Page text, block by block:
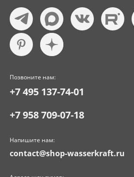
Позвоните нам:
+7 495 137-74-01
+7 958 709-07-18
Напишите нам:
contact@shop-wasserkraft.ru